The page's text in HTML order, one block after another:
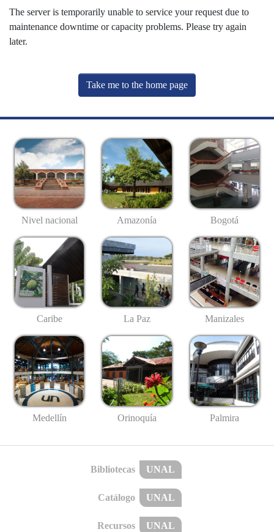
The server is temporarily unable to service your request due to
maintenance downtime or capacity problems. Please try again
later.
Take me to the home page
Nivel nacional Amazonía Bogotá
Caribe La Paz Manizales
Medellín Orinoquía Palmira
Bibliotecas UNAL
Catálogo UNAL
Recursos UNAL